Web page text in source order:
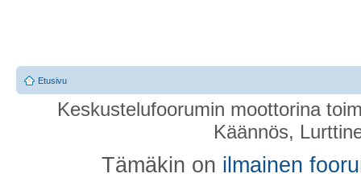
Etusivu
Keskustelufoorumin moottorina
Käännös,
Tämäkin on ilmainen